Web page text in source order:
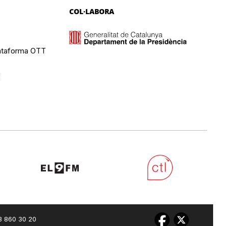
OTT
COL·LABORA
860 30 20